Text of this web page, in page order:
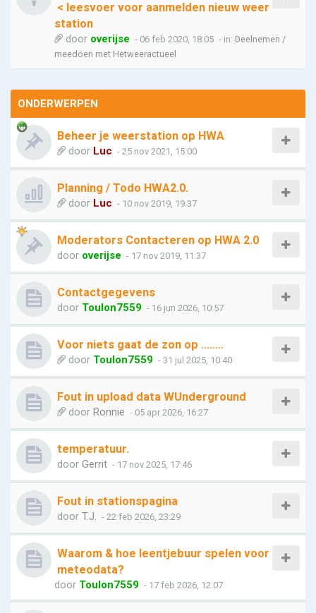
< leesvoer voor aanmelden nieuw weer
station
door overijse - 06 feb 2020, 18:05 - in: Deelnemen /
meedoen met Hetweeractueel
ONDERWERPEN
Beheer je weerstation op HWA
door Luc - 25 nov 2021, 15:00
Planning / Todo HWA2.0.
door Luc - 10 nov 2019, 19:37
Moderators Contacteren op HWA 2.0
door overijse - 17 nov 2019, 11:37
Contactgegevens
door Toulon7559 - 16 jun 2026, 10:57
Voor niets gaat de zon op ........
door Toulon7559 - 31 jul 2025, 10:40
Fout in upload data WUnderground
door Ronnie - 05 apr 2026, 16:27
temperatuur.
door Gerrit - 17 nov 2025, 17:46
Fout in stationspagina
door T.J. - 22 feb 2026, 23:29
Waarom & hoe leentjebuur spelen voor
meteodata?
door Toulon7559 - 17 feb 2026, 12:07